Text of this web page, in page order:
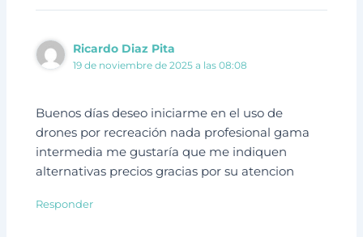
Ricardo Diaz Pita
19 de noviembre de 2025 a las 08:08
Buenos días deseo iniciarme en el uso de
drones por recreación nada profesional gama
intermedia me gustaría que me indiquen
alternativas precios gracias por su atencion
Responder